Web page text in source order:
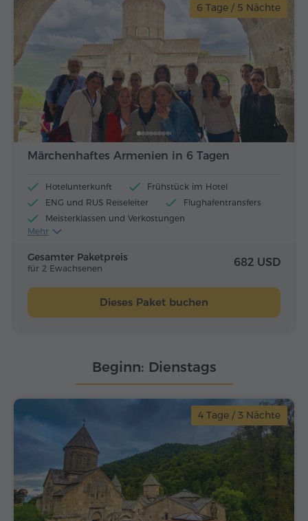
6 Tage / 5 Nächte
Märchenhaftes Armenien in 6 Tagen
Hotelunterkunft
Frühstück im Hotel
ENG und RUS Reiseleiter
Flughafentransfers
Meisterklassen und Verkostungen
Flugtickets
Mehr
Gesamter Paketpreis
für 2 Ewachsenen 682 USD
Dieses Paket buchen
Beginn: Dienstags
4 Tage / 3 Nächte